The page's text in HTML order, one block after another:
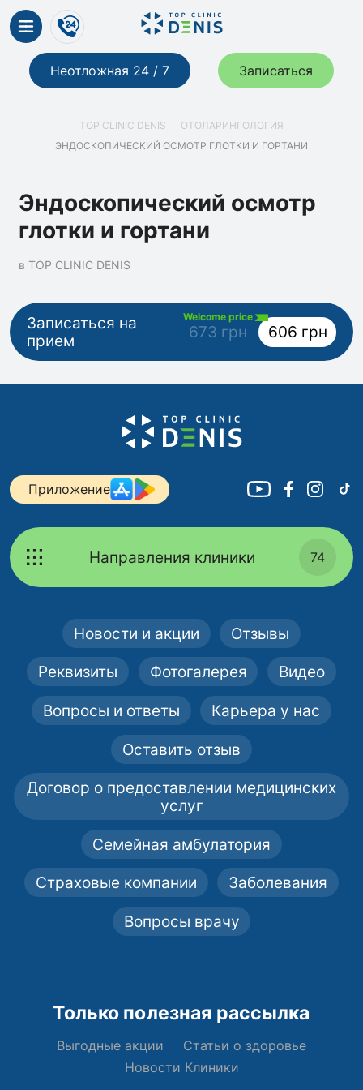
Неотложная 24 / 7 Записаться
TOP CLINIC DENIS
ОТОЛАРИНГОЛОГИЯ
ЭНДОСКОПИЧЕСКИЙ ОСМОТР ГЛОТКИ И ГОРТАНИ
Эндоскопический осмотр
глотки и гортани
в TOP CLINIC DENIS
Записаться на
прием
Welcome price
673 грн 606 грн
Приложение
Направления клиники 74
Новости и акции Отзывы
Реквизиты Фотогалерея Видео
Вопросы и ответы Карьера у нас
Оставить отзыв
Договор о предоставлении медицинских
услуг
Семейная амбулатория
Страховые компании Заболевания
Вопросы врачу
Только полезная рассылка
Выгодные акции
Статьи о здоровье
Новости Клиники